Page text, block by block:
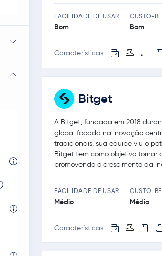
FACILIDADE DE USAR
Bom
CUSTO-
Bom
Características
Bitget
A Bitget, fundada em 2018
global focada na inovação
tradicionais, sua equipe viu o
Bitget tem como objetivo tornar
promovendo o crescimento da
FACILIDADE DE USAR
Médio
CUSTO-
Médio
Características